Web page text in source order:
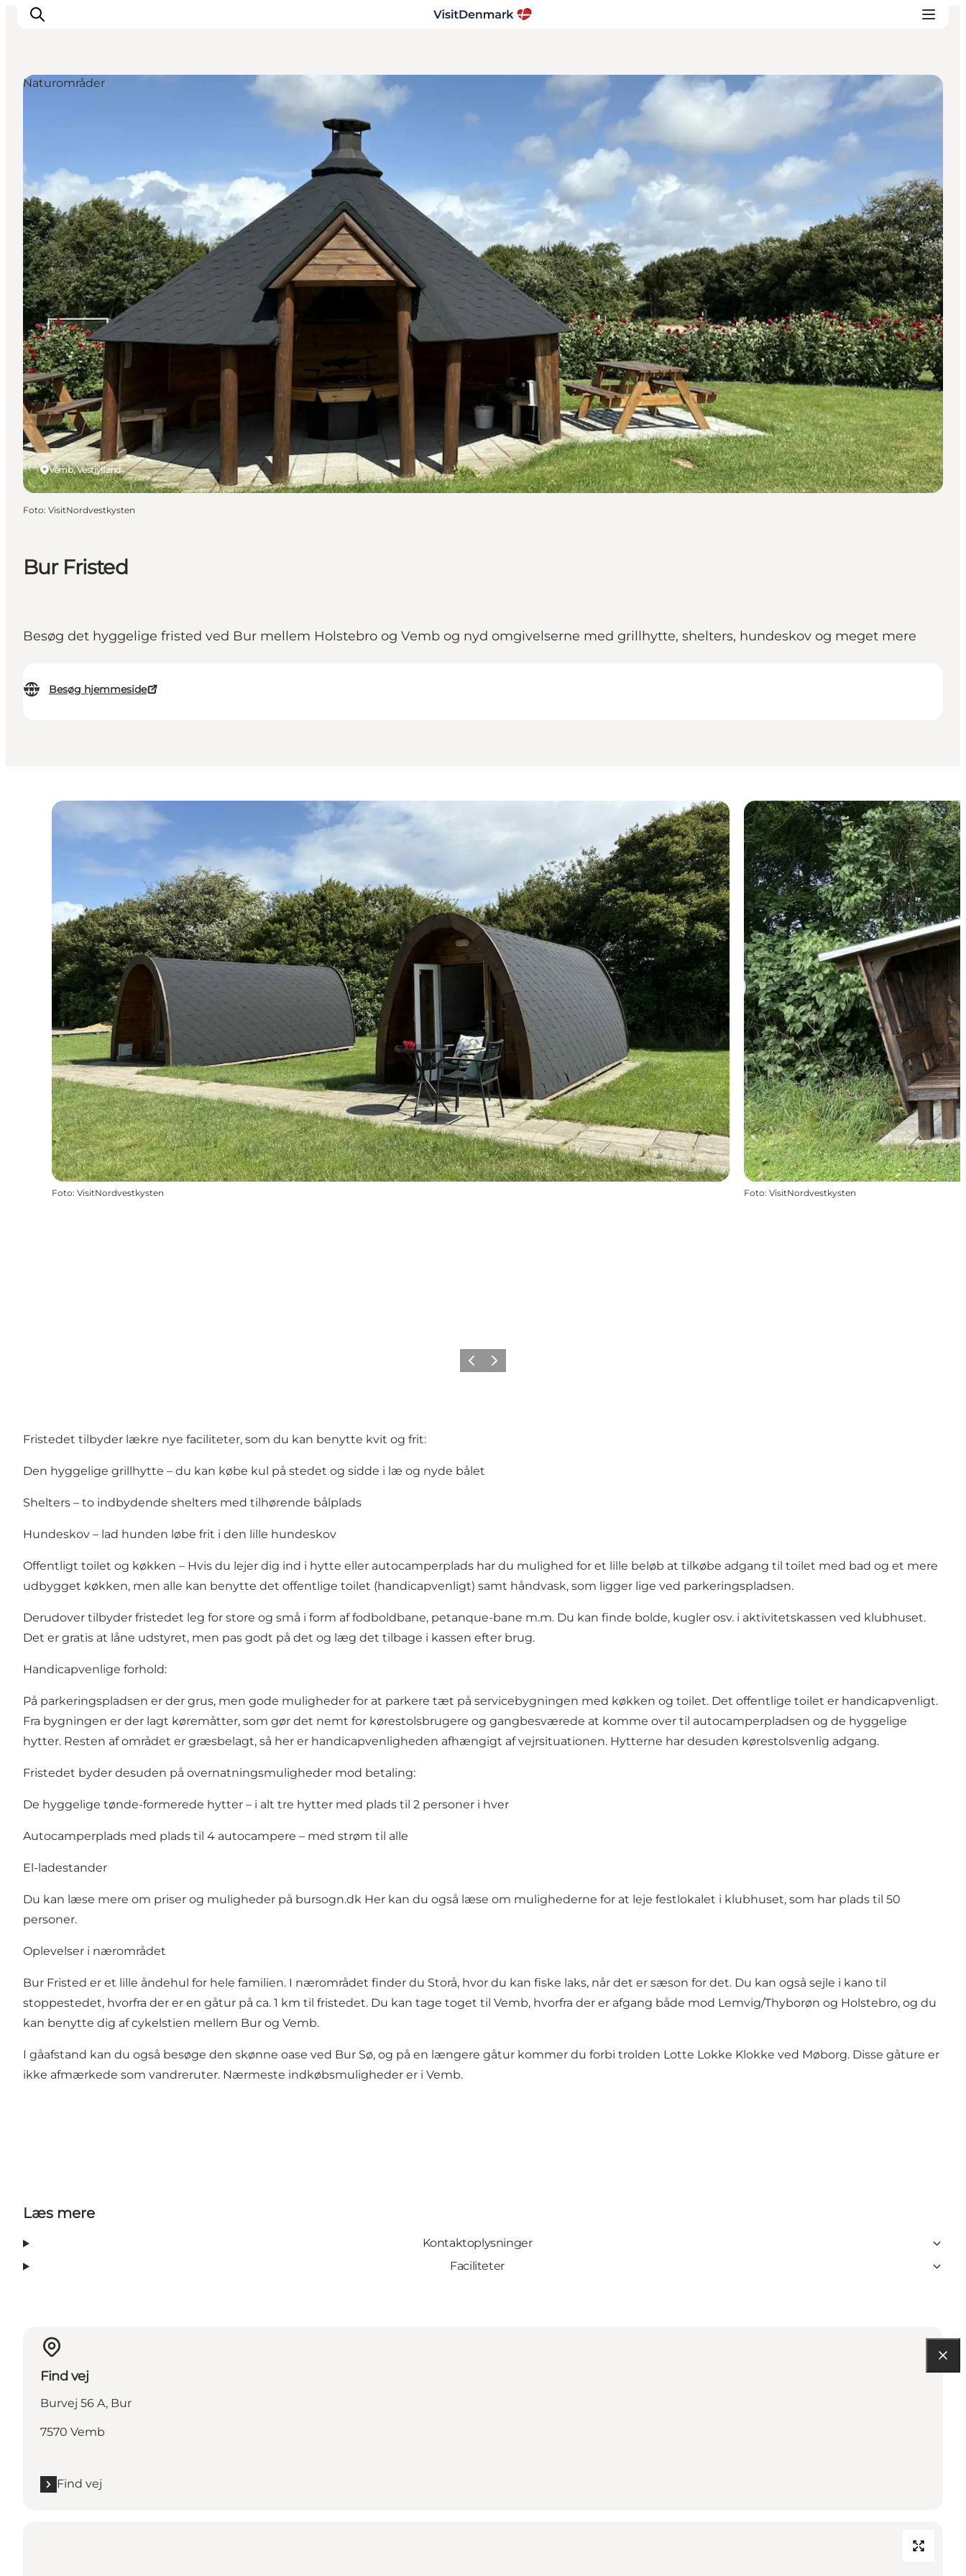
Overnatning
Planlæg ferien
Bur Fristed
Besøg det hyggelige fristed ved Bur mellem Holstebro og Vemb og nyd omgivelserne med grillhytte, shelters, hundeskov og meget mere
Besøg hjemmeside
Vemb, Vestjylland
Naturområder
Foto: VisitNordvestkysten
Foto: VisitNordvestkysten Foto: VisitNordvestkysten
ForrigeNæste
Fristedet tilbyder lækre nye faciliteter, som du kan benytte kvit og frit:
Den hyggelige grillhytte – du kan købe kul på stedet og sidde i læ og nyde bålet
Shelters – to indbydende shelters med tilhørende bålplads
Hundeskov – lad hunden løbe frit i den lille hundeskov
Offentligt toilet og køkken – Hvis du lejer dig ind i hytte eller autocamperplads har du mulighed for et lille beløb at tilkøbe adgang til toilet med bad og et mere
udbygget køkken, men alle kan benytte det offentlige toilet (handicapvenligt) samt håndvask, som ligger lige ved parkeringspladsen.
Derudover tilbyder fristedet leg for store og små i form af fodboldbane, petanque-bane m.m. Du kan finde bolde, kugler osv. i aktivitetskassen ved klubhuset.
Det er gratis at låne udstyret, men pas godt på det og læg det tilbage i kassen efter brug.
Handicapvenlige forhold:
På parkeringspladsen er der grus, men gode muligheder for at parkere tæt på servicebygningen med køkken og toilet. Det offentlige toilet er handicapvenligt.
Fra bygningen er der lagt køremåtter, som gør det nemt for kørestolsbrugere og gangbesværede at komme over til autocamperpladsen og de hyggelige
hytter. Resten af området er græsbelagt, så her er handicapvenligheden afhængigt af vejrsituationen. Hytterne har desuden kørestolsvenlig adgang.
Fristedet byder desuden på overnatningsmuligheder mod betaling:
De hyggelige tønde-formerede hytter – i alt tre hytter med plads til 2 personer i hver
Autocamperplads med plads til 4 autocampere – med strøm til alle
El-ladestander
Du kan læse mere om priser og muligheder på bursogn.dk Her kan du også læse om mulighederne for at leje festlokalet i klubhuset, som har plads til 50
personer.
Oplevelser i nærområdet
Bur Fristed er et lille åndehul for hele familien. I nærområdet finder du Storå, hvor du kan fiske laks, når det er sæson for det. Du kan også sejle i kano til
stoppestedet, hvorfra der er en gåtur på ca. 1 km til fristedet. Du kan tage toget til Vemb, hvorfra der er afgang både mod Lemvig/Thyborøn og Holstebro, og du
kan benytte dig af cykelstien mellem Bur og Vemb.
I gåafstand kan du også besøge den skønne oase ved Bur Sø, og på en længere gåtur kommer du forbi trolden Lotte Lokke Klokke ved Møborg. Disse gåture er
ikke afmærkede som vandreruter. Nærmeste indkøbsmuligheder er i Vemb.
Læs mere
Kontaktoplysninger
Faciliteter
Find vej
Burvej 56 A, Bur
7570 Vemb
Find vej